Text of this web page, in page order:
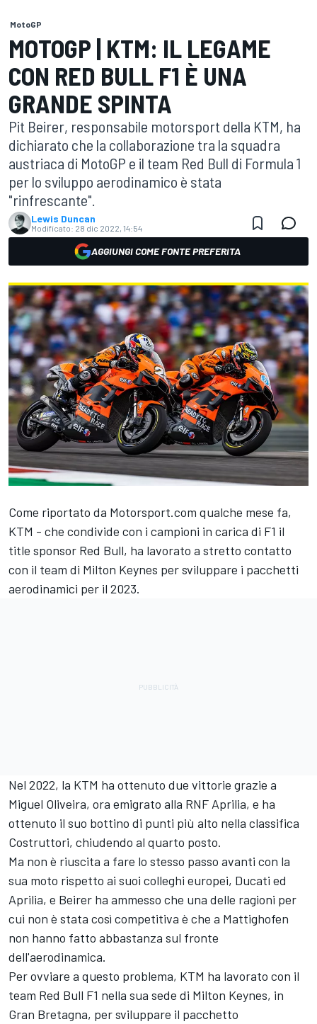
MotoGP
MOTOGP | KTM: IL LEGAME
CON RED BULL F1 È UNA
GRANDE SPINTA
Pit Beirer, responsabile motorsport della KTM, ha
dichiarato che la collaborazione tra la squadra
austriaca di MotoGP e il team Red Bull di Formula 1
per lo sviluppo aerodinamico è stata
"rinfrescante".
Lewis Duncan
Modificato: 28 dic 2022, 14:54
AGGIUNGI COME FONTE PREFERITA
Come riportato da Motorsport.com qualche mese fa,
KTM - che condivide con i campioni in carica di F1 il
title sponsor Red Bull, ha lavorato a stretto contatto
con il team di Milton Keynes per sviluppare i pacchetti
aerodinamici per il 2023.
Nel 2022, la KTM ha ottenuto due vittorie grazie a
Miguel Oliveira, ora emigrato alla RNF Aprilia, e ha
ottenuto il suo bottino di punti più alto nella classifica
Costruttori, chiudendo al quarto posto.
Ma non è riuscita a fare lo stesso passo avanti con la
sua moto rispetto ai suoi colleghi europei, Ducati ed
Aprilia, e Beirer ha ammesso che una delle ragioni per
cui non è stata così competitiva è che a Mattighofen
non hanno fatto abbastanza sul fronte
dell'aerodinamica.
Per ovviare a questo problema, KTM ha lavorato con il
team Red Bull F1 nella sua sede di Milton Keynes, in
Gran Bretagna, per sviluppare il pacchetto